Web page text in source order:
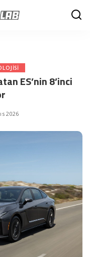
ES’nin 8’inci
2026